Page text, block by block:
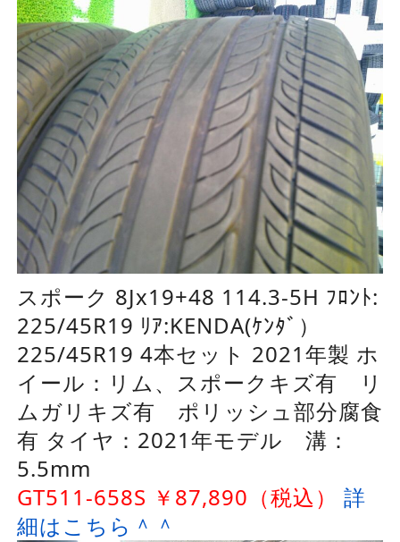
スポーク 8Jx19+48 114.3-5H ﾌﾛﾝﾄ:
225/45R19 ﾘｱ:KENDA(ｹﾝﾀﾞ）
225/45R19 4本セット 2021年製 ホ
イール：リム、スポークキズ有 リ
ムガリキズ有 ポリッシュ部分腐食
有 タイヤ：2021年モデル 溝：
5.5mm
GT511-658S ￥87,890（税込） 詳
細はこちら＾＾